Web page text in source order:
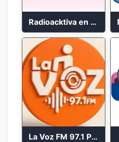
Radioacktiva en vivo 97.9 FM
La Voz FM 97.1 Popayán en Vivo